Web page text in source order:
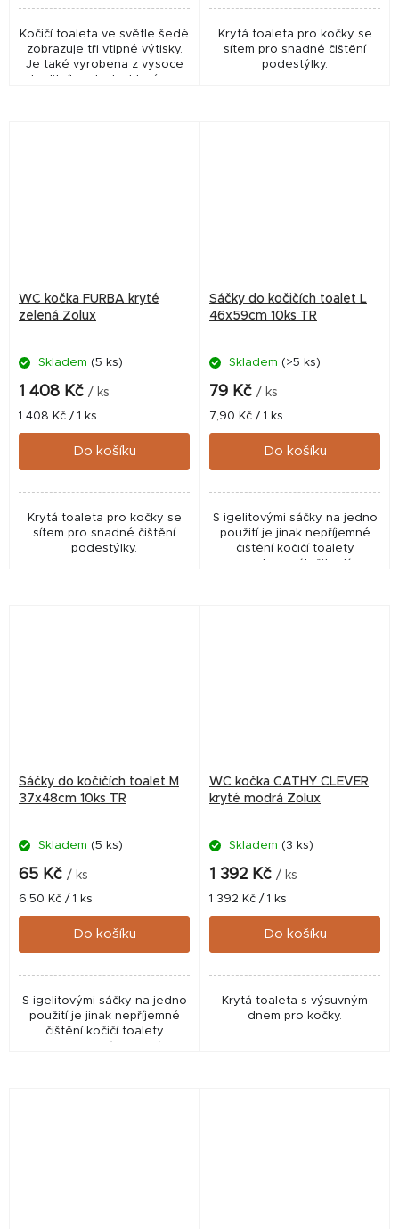
Kočičí toaleta ve světle šedé
zobrazuje tři vtipné výtisky.
Je také vyrobena z vysoce
Krytá toaleta pro kočky se
sítem pro snadné čištění
podestýlky.
WC kočka FURBA kryté
zelená Zolux
Skladem (5 ks)
1 408 Kč / ks
Měrná
cena:
1 408 Kč / 1 ks
Do košíku
Krytá toaleta pro kočky se
sítem pro snadné čištění
podestýlky.
Sáčky do kočičích toalet L
46x59cm 10ks TR
Skladem (>5 ks)
79 Kč / ks
Měrná
cena:
7,90 Kč / 1 ks
Do košíku
S igelitovými sáčky na jedno
použití je jinak nepříjemné
čištění kočičí toalety
snadnou záležitostí.
Sáčky do kočičích toalet M
37x48cm 10ks TR
Skladem (5 ks)
65 Kč / ks
Měrná
cena:
6,50 Kč / 1 ks
Do košíku
S igelitovými sáčky na jedno
použití je jinak nepříjemné
čištění kočičí toalety
WC kočka CATHY CLEVER
kryté modrá Zolux
Skladem (3 ks)
1 392 Kč / ks
Měrná
cena:
1 392 Kč / 1 ks
Do košíku
Krytá toaleta s výsuvným
dnem pro kočky.